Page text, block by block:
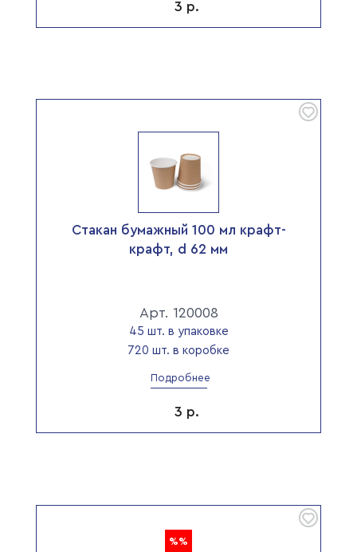
3 р.
Стакан бумажный 100 мл крафт-
крафт, d 62 мм
Арт. 120008
45 шт. в упаковке
720 шт. в коробке
Подробнее
3 р.
%%